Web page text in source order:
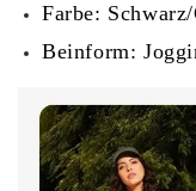
Farbe:
Beinform: